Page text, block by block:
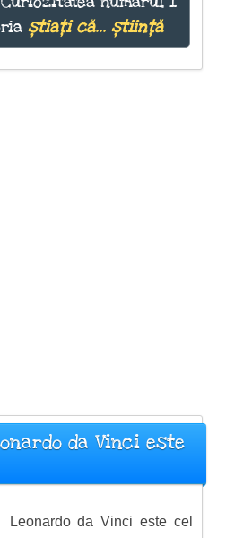
știați că... știință
da Vinci este
Leonardo da Vinci este cel